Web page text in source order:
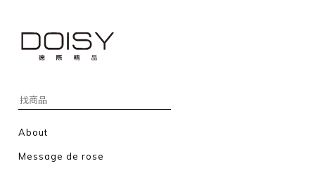
About
Message de rose